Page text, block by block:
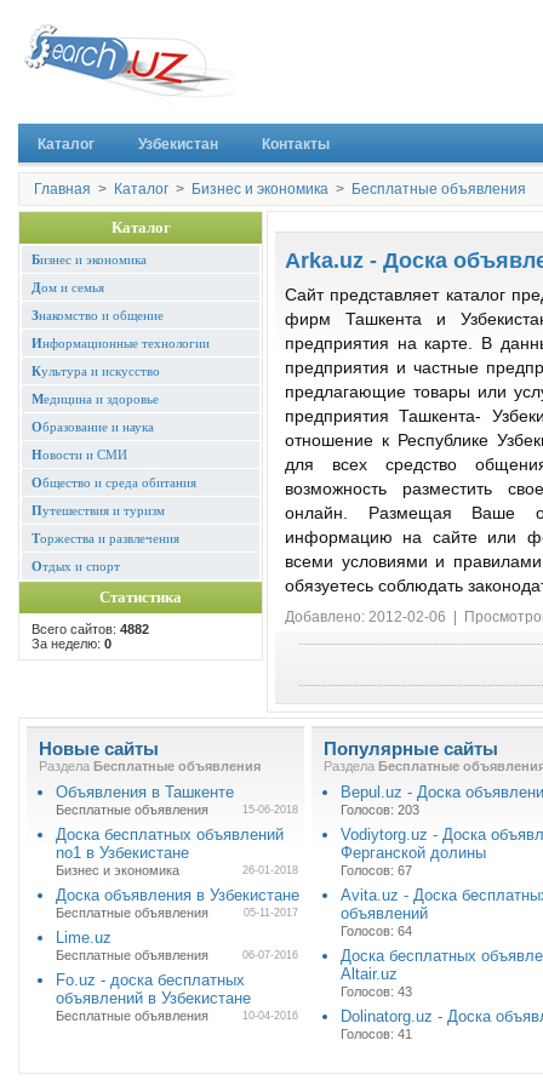
Каталог Узбекистан Контакты
Главная > Каталог > Бизнес и экономика > Бесплатные объявления
Каталог
Бизнес и экономика
Дом и семья
Знакомство и общение
Информационные технологии
Культура и искусство
Медицина и здоровье
Образование и наука
Новости и СМИ
Общество и среда обитания
Путешествия и туризм
Торжества и развлечения
Отдых и спорт
Статистика
Всего сайтов: 4882
За неделю: 0
Arka.uz - Доска
Сайт представляет каталог
фирм Ташкента и
предприятия на карте. В
предприятия и частные
предлагающие товары или
предприятия Ташкента-
отношение к Республике
для всех средство
возможность разместить
онлайн. Размещая Ваше
информацию на сайте или
всеми условиями и
обязуетесь соблюдать
Добавлено: 2012-02-06 |
Новые сайты
Раздела Бесплатные объявления
Объявления в Ташкенте
Бесплатные объявления 15-06-2018
Доска бесплатных объявлений
no1 в Узбекистане
Бизнес и экономика 26-01-2018
Доска объявления в Узбекистане
Бесплатные объявления 05-11-2017
Lime.uz
Бесплатные объявления 06-07-2016
Fo.uz - доска бесплатных
объявлений в Узбекистане
Бесплатные объявления 10-04-2016
Популярные сайты
Раздела Бесплатные
Bepul.uz - Доска
Голосов: 203
Vodiytorg.uz - Доска
Ферганской долины
Голосов: 67
Avita.uz - Доска
объявлений
Голосов: 64
Доска бесплатных
Altair.uz
Голосов: 43
Dolinatorg.uz - Доска
Голосов: 41